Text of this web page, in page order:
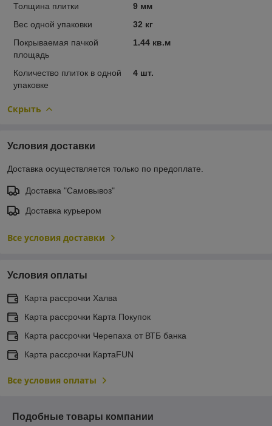
Толщина плитки
9 мм
Вес одной упаковки
32 кг
Покрываемая пачкой
площадь
1.44 кв.м
Количество плиток в одной
упаковке
4 шт.
Скрыть
Условия доставки
Доставка осуществляется только по предоплате.
Доставка "Самовывоз"
Доставка курьером
Все условия доставки
Условия оплаты
Карта рассрочки Халва
Карта рассрочки Карта Покупок
Карта рассрочки Черепаха от ВТБ банка
Карта рассрочки КартаFUN
Все условия оплаты
Подобные товары компании